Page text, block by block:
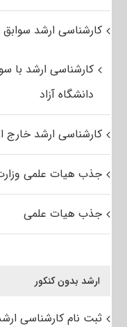
کارشناسی ارشد
کارشناسی ارشد با
دانشگاه آزاد
کارشناسی ارشد خارج
جذب هیات علمی
جذب هیات علمی
ارشد بدون کنکور
ثبت نام کارشناسی